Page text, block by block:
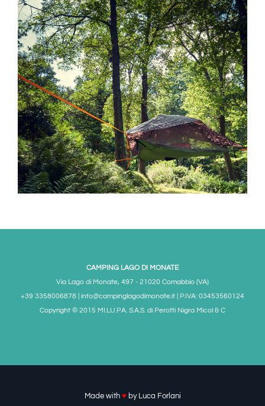
CAMPING LAGO DI MONATE
Via Lago di Monate, 497 - 21020 Comabbio (VA)
+39 3358006878 | info@campinglagodimonate.it | P.IVA: 03453560124
Copyright © 2015 MI.LU.PA. S.A.S. di Perotti Nigra Micol & C
Made with ♥ by Luca Forlani